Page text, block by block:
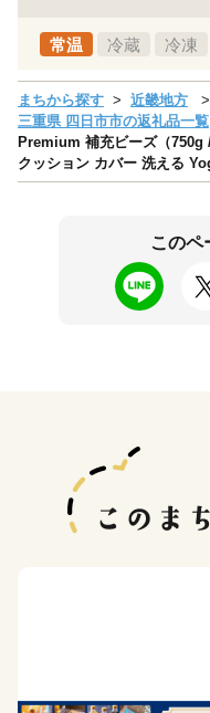
常温 冷蔵 冷凍
まちから探す 近畿地方
三重県 四日市市の返礼品一覧
Premium 補充ビーズ（750g
クッション カバー 洗える
このペ